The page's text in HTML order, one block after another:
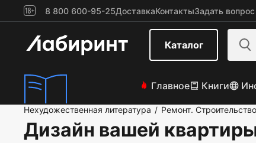
8 800 600-95-25ДоставкаКонтактыЗадать вопрос
Каталог
Главное Книги
Нехудожественная литература / Ремонт.
Дизайн вашей